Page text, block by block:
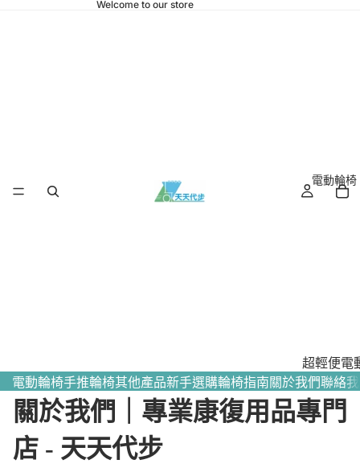
Welcome to our store
電動輪椅
超輕便電
輪椅｜全
熱賣
電動輪椅手推輪椅其他產品新手選購輪椅指南關於我們聯絡
關於我們｜專業康復用品專門
店 - 天天代步